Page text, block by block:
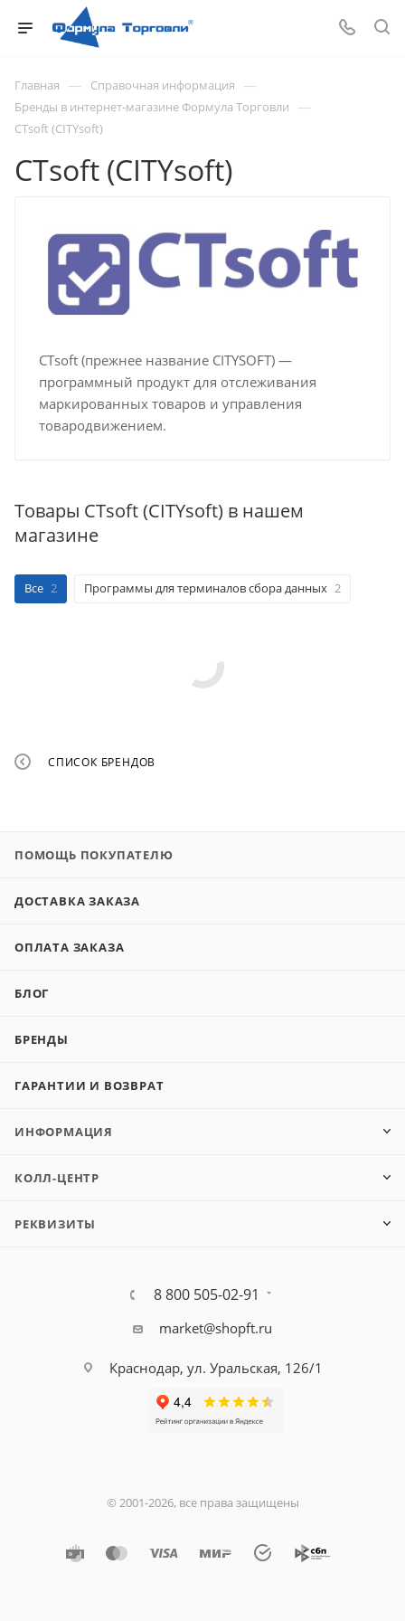
Главная — Справочная информация —
Бренды в интернет-магазине Формула Торговли —
CTsoft (CITYsoft)
CTsoft (CITYsoft)
СTsoft (прежнее название CITYSOFT) —
программный продукт для отслеживания
маркированных товаров и управления
товародвижением.
Товары CTsoft (CITYsoft) в нашем
магазине
Все 2 Программы для терминалов сбора данных 2
СПИСОК БРЕНДОВ
ПОМОЩЬ ПОКУПАТЕЛЮ
ДОСТАВКА ЗАКАЗА
ОПЛАТА ЗАКАЗА
БЛОГ
БРЕНДЫ
ГАРАНТИИ И ВОЗВРАТ
ИНФОРМАЦИЯ
КОЛЛ-ЦЕНТР
РЕКВИЗИТЫ
8 800 505-02-91
market@shopft.ru
Краснодар, ул. Уральская, 126/1
© 2001-2026, все права защищены